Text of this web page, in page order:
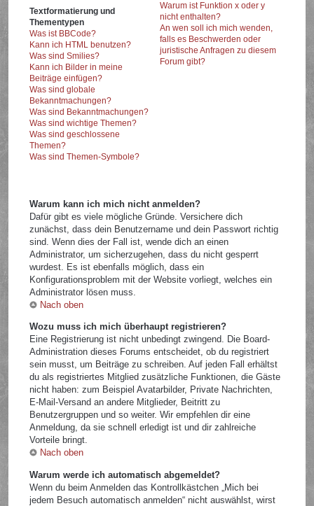
Textformatierung und
Thementypen
Was ist BBCode?
Kann ich HTML benutzen?
Was sind Smilies?
Kann ich Bilder in meine
Beiträge einfügen?
Was sind globale
Bekanntmachungen?
Was sind Bekanntmachungen?
Was sind wichtige Themen?
Was sind geschlossene
Themen?
Was sind Themen-Symbole?
Warum ist Funktion x oder y
nicht enthalten?
An wen soll ich mich wenden,
falls es Beschwerden oder
juristische Anfragen zu diesem
Forum gibt?
Warum kann ich mich nicht anmelden?
Dafür gibt es viele mögliche Gründe. Versichere dich
zunächst, dass dein Benutzername und dein Passwort richtig
sind. Wenn dies der Fall ist, wende dich an einen
Administrator, um sicherzugehen, dass du nicht gesperrt
wurdest. Es ist ebenfalls möglich, dass ein
Konfigurationsproblem mit der Website vorliegt, welches ein
Administrator lösen muss.
Nach oben
Wozu muss ich mich überhaupt registrieren?
Eine Registrierung ist nicht unbedingt zwingend. Die Board-
Administration dieses Forums entscheidet, ob du registriert
sein musst, um Beiträge zu schreiben. Auf jeden Fall erhältst
du als registriertes Mitglied zusätzliche Funktionen, die Gäste
nicht haben: zum Beispiel Avatarbilder, Private Nachrichten,
E-Mail-Versand an andere Mitglieder, Beitritt zu
Benutzergruppen und so weiter. Wir empfehlen dir eine
Anmeldung, da sie schnell erledigt ist und dir zahlreiche
Vorteile bringt.
Nach oben
Warum werde ich automatisch abgemeldet?
Wenn du beim Anmelden das Kontrollkästchen „Mich bei
jedem Besuch automatisch anmelden“ nicht auswählst, wirst